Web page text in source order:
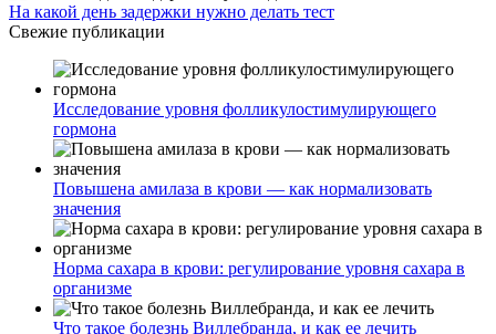
На какой день задержки нужно делать тест
Свежие публикации
Исследование уровня фолликулостимулирующего
гормона
Повышена амилаза в крови — как нормализовать
значения
Норма сахара в крови: регулирование уровня сахара в
организме
Что такое болезнь Виллебранда, и как ее лечить